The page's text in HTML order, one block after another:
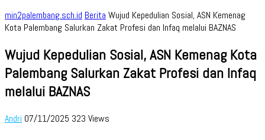
min2palembang.sch.id Berita Wujud Kepedulian Sosial, ASN Kemenag
Kota Palembang Salurkan Zakat Profesi dan Infaq melalui BAZNAS
Wujud Kepedulian Sosial, ASN Kemenag Kota
Palembang Salurkan Zakat Profesi dan Infaq
melalui BAZNAS
Andri 07/11/2025 323 Views